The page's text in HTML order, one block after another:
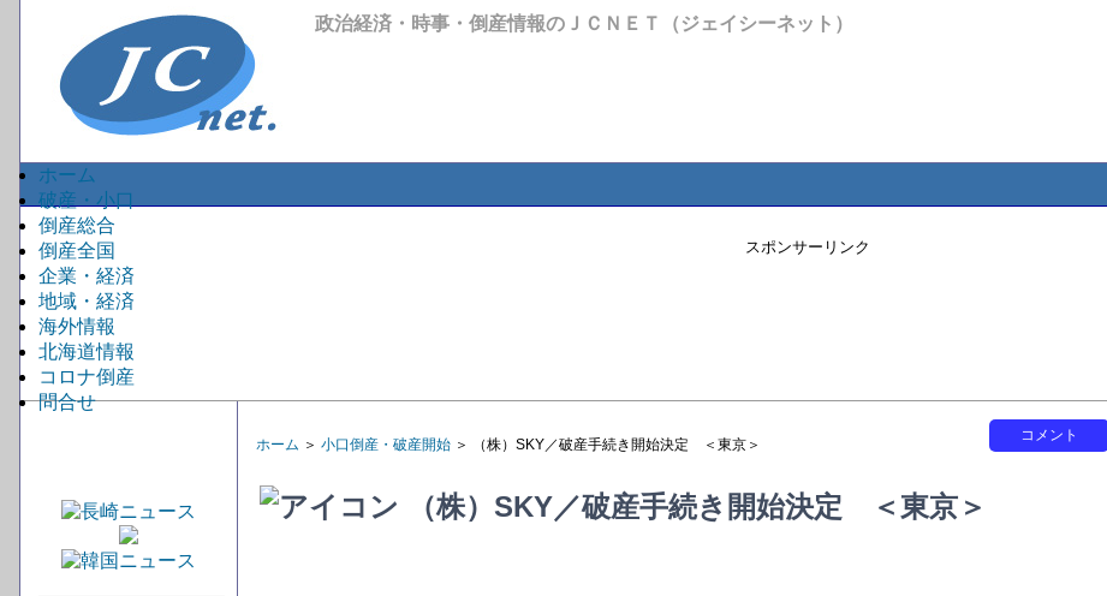
政治経済・時事・倒産情報のＪＣＮＥＴ（ジェイシーネット）
ホーム
破産・小口
倒産総合
倒産全国
企業・経済
地域・経済
海外情報
北海道情報
コロナ倒産
問合せ
スポンサーリンク
コメント
ホーム ＞ 小口倒産・破産開始 ＞ （株）SKY／破産手続き開始決定 ＜東京＞
（株）SKY／破産手続き開始決定 ＜東京＞